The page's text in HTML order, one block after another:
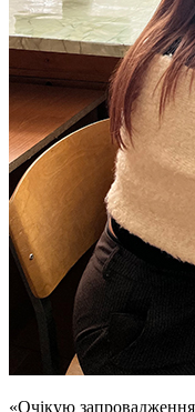
«Очікую